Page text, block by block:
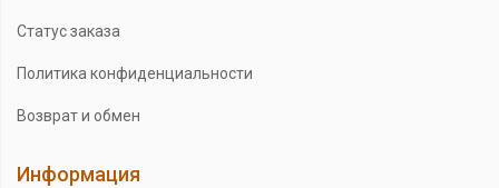
Статус заказа
Политика конфиденциальности
Возврат и обмен
Информация